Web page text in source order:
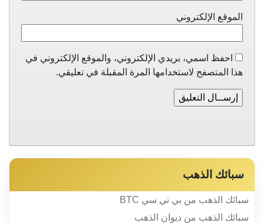
الموقع الإلكتروني
احفظ اسمي، بريدي الإلكتروني، والموقع الإلكتروني في
هذا المتصفح لاستخدامها المرة المقبلة في تعليقي.
سبائك الذهب
سبائك الذهب من بي تي سي BTC
سبائك الذهب من ديوان الذهب